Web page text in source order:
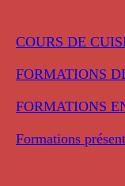
COURS DE
FORMATIONS
FORMATIONS
Formations